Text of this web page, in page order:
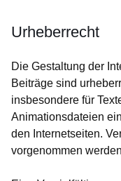
Urheberrecht
Die Gestaltung der
Beiträge sind
insbesondere für
Animationsdateien
den Internetseiten.
vorgenommen